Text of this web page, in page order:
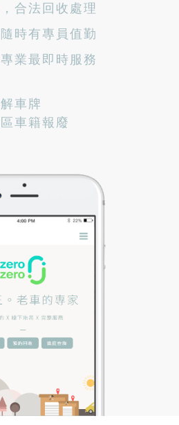
合法回收處理
時有專員值勤
業最即時服務
車牌
車籍報廢